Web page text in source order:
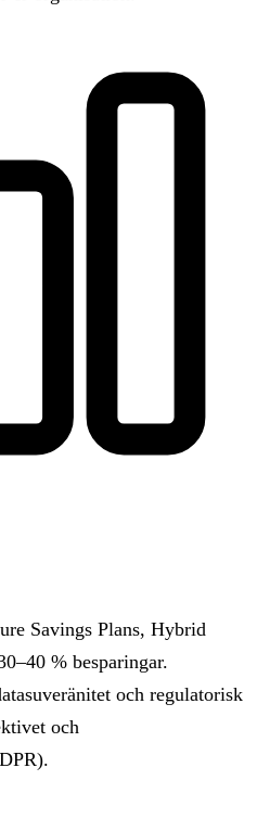
Savings Plans, Hybrid
% besparingar.
och regulatorisk
och